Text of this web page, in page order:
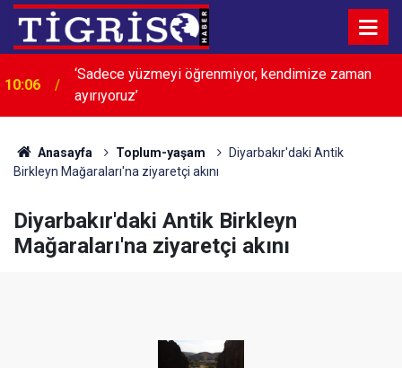
10:06
‘Sadece yüzmeyi öğrenmiyor, kendimize zaman
ayırıyoruz’
Anasayfa Toplum-yaşam
Diyarbakır'daki Antik
Birkleyn Mağaraları'na ziyaretçi akını
Diyarbakır'daki Antik Birkleyn
Mağaraları'na ziyaretçi akını